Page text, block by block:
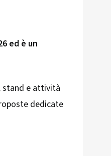
ed è un
stand e attività
dedicate